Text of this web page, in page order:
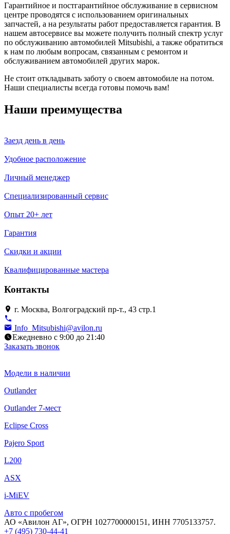
Гарантийное и постгарантийное обслуживание в сервисном
центре проводятся с использованием оригинальных
запчастей, а на результаты работ предоставляется гарантия. В
нашем автосервисе вы можете получить полный спектр услуг
по обслуживанию автомобилей Mitsubishi, а также обратиться
к нам по любым вопросам, связанным с ремонтом и
обслуживанием автомобилей других марок.
Не стоит откладывать заботу о своем автомобиле на потом.
Наши специалисты всегда готовы помочь вам!
Наши преимущества
Заезд день в день
Удобное расположение
Личный менеджер
Специализированный сервис
Опыт 20+ лет
Гарантия
Скидки и акции
Квалифицированные мастера
Контакты
г. Москва, Волгоградский пр-т., 43 стр.1
Info_Mitsubishi@avilon.ru
Ежедневно с 9:00 до 21:40
Заказать звонок
Модели в наличии
Outlander
Outlander 7-мест
Eclipse Cross
Pajero Sport
L200
ASX
i-MiEV
Авто с пробегом
АО «Авилон АГ», ОГРН 1027700000151, ИНН 7705133757.
+7 (495) 730-44-41